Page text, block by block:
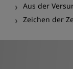
Aus der
Zeichen der